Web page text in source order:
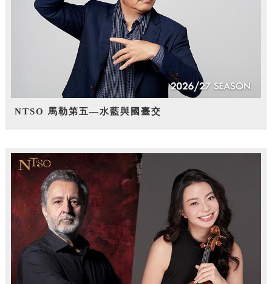
NTSO 馬勒第五—水藍與國臺交